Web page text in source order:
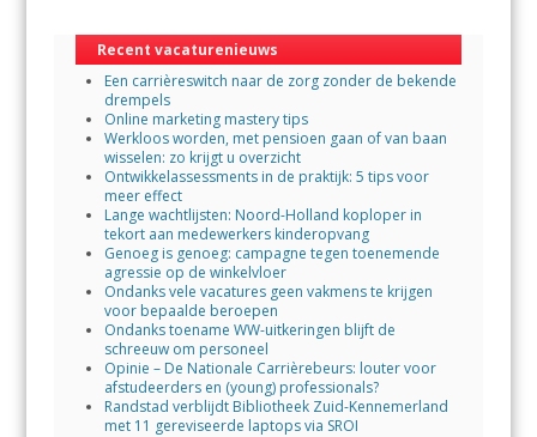
o
o
k
A
p
p
Recent vacaturenieuws
Een carrièreswitch naar de zorg zonder de bekende
drempels
Online marketing mastery tips
Werkloos worden, met pensioen gaan of van baan
wisselen: zo krijgt u overzicht
Ontwikkelassessments in de praktijk: 5 tips voor
meer effect
Lange wachtlijsten: Noord-Holland koploper in
tekort aan medewerkers kinderopvang
Genoeg is genoeg: campagne tegen toenemende
agressie op de winkelvloer
Ondanks vele vacatures geen vakmens te krijgen
voor bepaalde beroepen
Ondanks toename WW-uitkeringen blijft de
schreeuw om personeel
Opinie – De Nationale Carrièrebeurs: louter voor
afstudeerders en (young) professionals?
Randstad verblijdt Bibliotheek Zuid-Kennemerland
met 11 gereviseerde laptops via SROI